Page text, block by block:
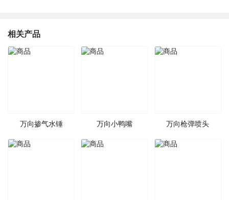
相关产品
万向掺气水锤 万向小鸭嘴 万向枪弹喷头